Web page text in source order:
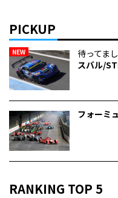
PICKUP
NEW
待ってま
スバル/
フォーミ
RANKING TOP 5